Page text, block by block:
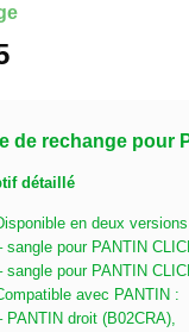
de rechange pour
détaillé
en deux
sangle pour PANTIN
sangle pour PANTIN
avec PANTIN :
PANTIN droit (B02CRA),